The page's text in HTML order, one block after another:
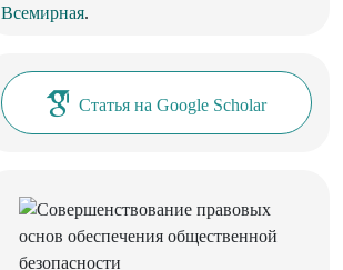
Всемирная.
Статья на Google Scholar